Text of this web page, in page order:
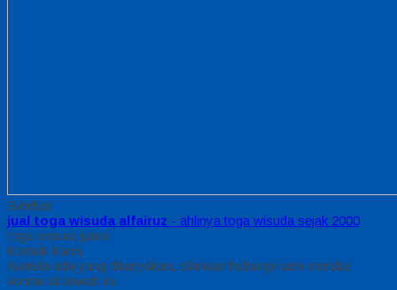
Sidebar
jual toga wisuda alfairuz - ahlinya toga wisuda sejak 2000
toga wisuda juara
Kontak Kami
Apabila ada yang ditanyakan, silahkan hubungi kami melalui
kontak di bawah ini.